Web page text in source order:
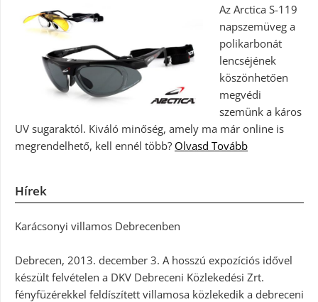
Az Arctica S-119
napszemüveg a
polikarbonát
lencséjének
köszönhetően
megvédi
szemünk a káros
UV sugaraktól. Kiváló minőség, amely ma már online is
megrendelhető, kell ennél több? Olvasd Tovább
Hírek
Karácsonyi villamos Debrecenben
Debrecen, 2013. december 3. A hosszú expozíciós idővel
készült felvételen a DKV Debreceni Közlekedési Zrt.
fényfüzérekkel feldíszített villamosa közlekedik a debreceni